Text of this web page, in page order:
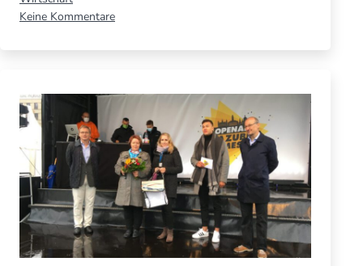
–
„Unbe­
kann­
te
Berufs­
welt“
startet
im
Juni
Keine Kommentarezu
Termin
Mis­
sion
„Unbe­
kann­
te
Berufs­
welt“